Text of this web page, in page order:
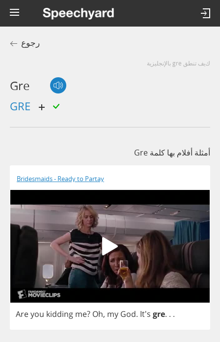
رجوع
كيف تنطق gre بالإنجليزية
Gre
GRE
أمثلة أفلام بها كلمة Gre
Bridesmaids - Ready to Partay
Areyou kidding me? Oh, my God. It's gre. . .